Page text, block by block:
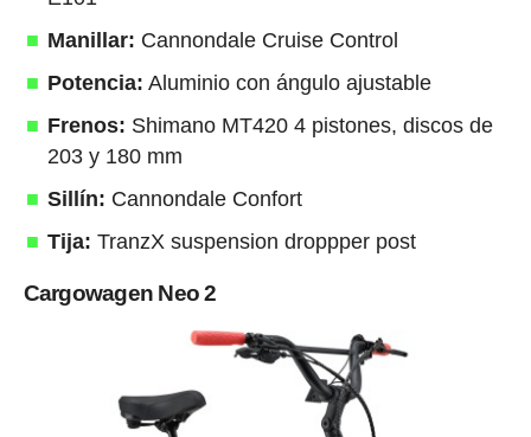
Manillar: Cannondale Cruise Control
Potencia: Aluminio con ángulo ajustable
Frenos: Shimano MT420 4 pistones, discos de
203 y 180 mm
Sillín: Cannondale Confort
Tija: TranzX suspension droppper post
Cargowagen Neo 2